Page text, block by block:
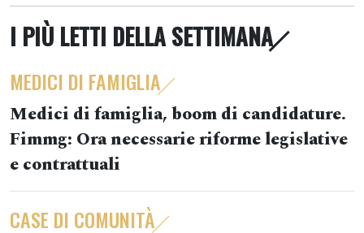
I PIÙ LETTI DELLA SETTIMANA
MEDICI DI FAMIGLIA
Medici di famiglia, boom di candidature.
Fimmg: Ora necessarie riforme legislative
e contrattuali
CASE DI COMUNITÀ